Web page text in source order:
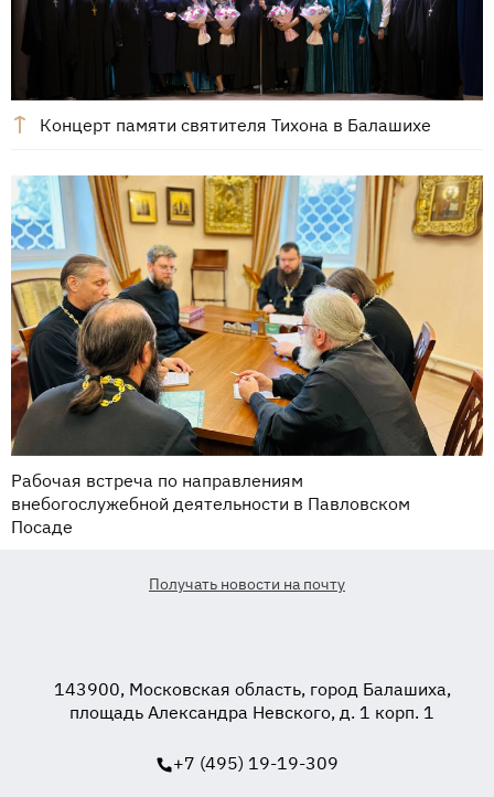
Концерт памяти святителя Тихона в Балашихе
Рабочая встреча по направлениям
внебогослужебной деятельности в Павловском
Посаде
Получать новости на почту
143900, Московская область, город Балашиха,
площадь Александра Невского, д. 1 корп. 1
+7 (495) 19-19-309